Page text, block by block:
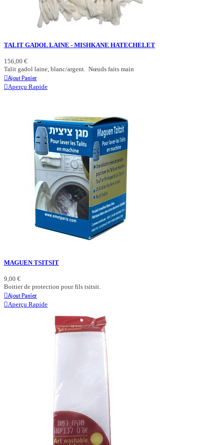
TALIT GADOL LAINE - MISHKANE HATECHELET
156,00 €
Talit gadol laine, blanc/argent. Nœuds faits main
Ajout Panier
Aperçu Rapide
MAGUEN TSITSIT
9,00 €
Boitier de protection pour fils tsitsit.
Ajout Panier
Aperçu Rapide